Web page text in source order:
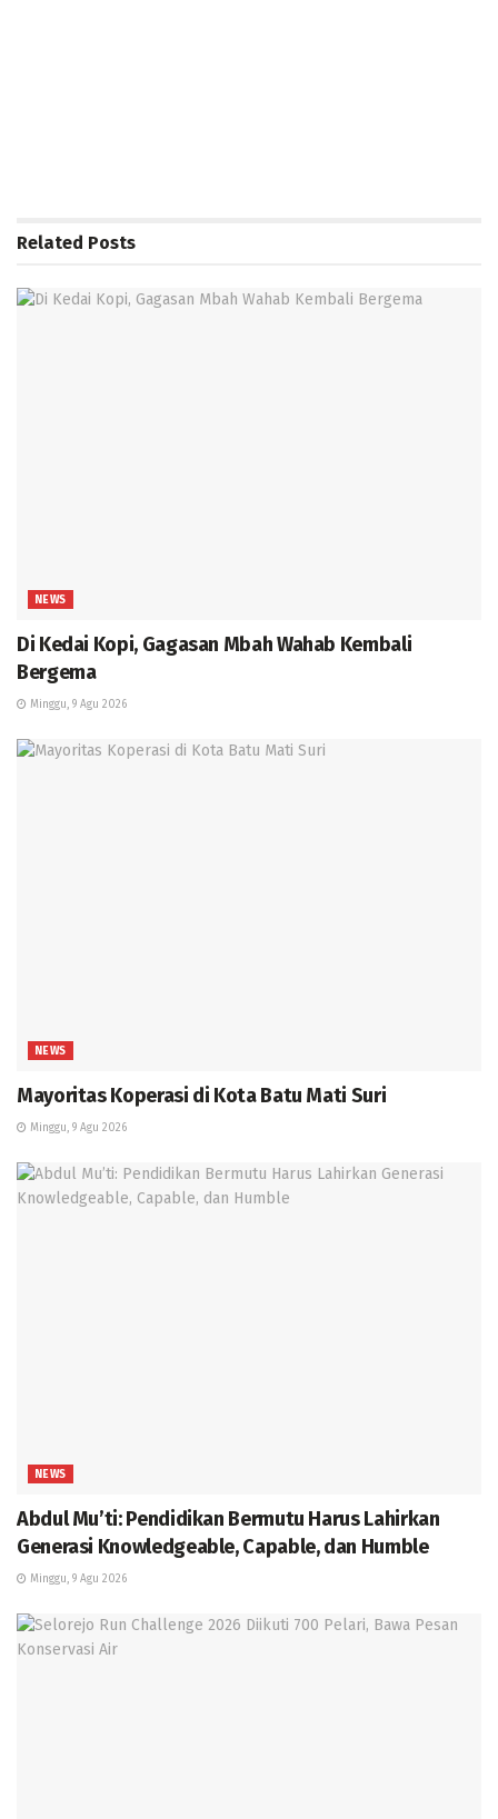
Related Posts
NEWS
Di Kedai Kopi, Gagasan Mbah Wahab Kembali
Bergema
Minggu, 9 Agu 2026
NEWS
Mayoritas Koperasi di Kota Batu Mati Suri
Minggu, 9 Agu 2026
NEWS
Abdul Mu’ti: Pendidikan Bermutu Harus Lahirkan
Generasi Knowledgeable, Capable, dan Humble
Minggu, 9 Agu 2026